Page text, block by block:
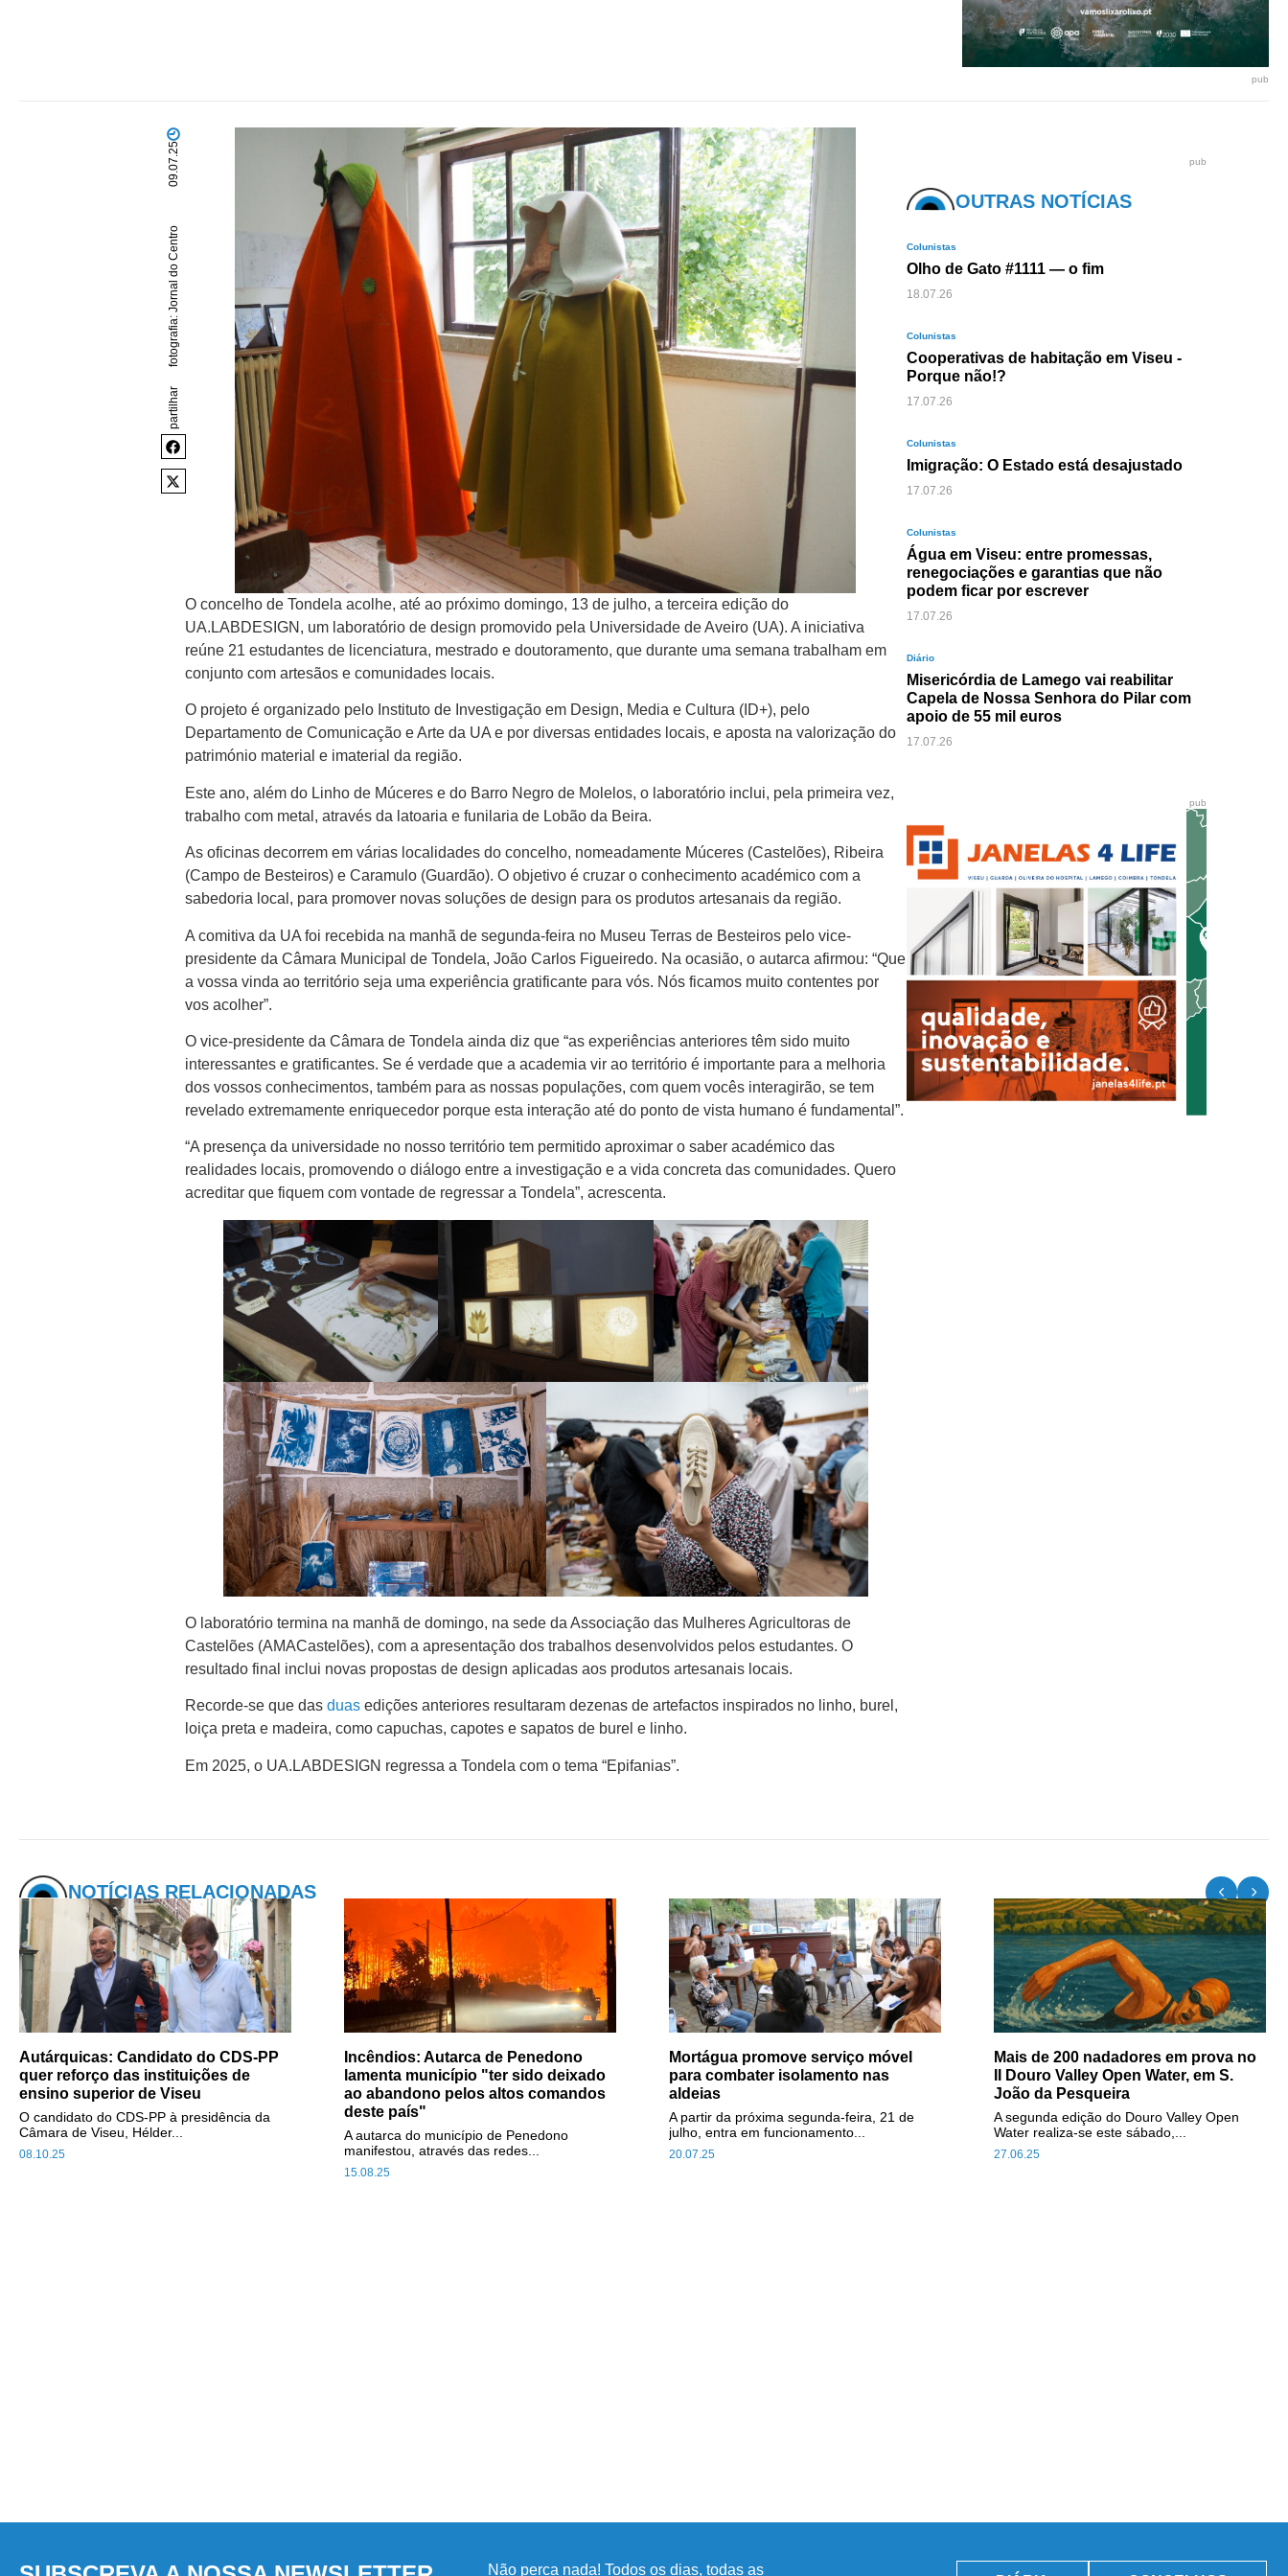
pub
09.07.25
fotografia: Jornal do Centro
partilhar
O concelho de Tondela acolhe, até ao próximo domingo, 13 de julho, a terceira edição do
UA.LABDESIGN, um laboratório de design promovido pela Universidade de Aveiro (UA). A iniciativa
reúne 21 estudantes de licenciatura, mestrado e doutoramento, que durante uma semana trabalham em
conjunto com artesãos e comunidades locais.
O projeto é organizado pelo Instituto de Investigação em Design, Media e Cultura (ID+), pelo
Departamento de Comunicação e Arte da UA e por diversas entidades locais, e aposta na valorização do
património material e imaterial da região.
Este ano, além do Linho de Múceres e do Barro Negro de Molelos, o laboratório inclui, pela primeira vez,
trabalho com metal, através da latoaria e funilaria de Lobão da Beira.
As oficinas decorrem em várias localidades do concelho, nomeadamente Múceres (Castelões), Ribeira
(Campo de Besteiros) e Caramulo (Guardão). O objetivo é cruzar o conhecimento académico com a
sabedoria local, para promover novas soluções de design para os produtos artesanais da região.
A comitiva da UA foi recebida na manhã de segunda-feira no Museu Terras de Besteiros pelo vice-
presidente da Câmara Municipal de Tondela, João Carlos Figueiredo. Na ocasião, o autarca afirmou: “Que
a vossa vinda ao território seja uma experiência gratificante para vós. Nós ficamos muito contentes por
vos acolher”.
O vice-presidente da Câmara de Tondela ainda diz que “as experiências anteriores têm sido muito
interessantes e gratificantes. Se é verdade que a academia vir ao território é importante para a melhoria
dos vossos conhecimentos, também para as nossas populações, com quem vocês interagirão, se tem
revelado extremamente enriquecedor porque esta interação até do ponto de vista humano é fundamental”.
“A presença da universidade no nosso território tem permitido aproximar o saber académico das
realidades locais, promovendo o diálogo entre a investigação e a vida concreta das comunidades. Quero
acreditar que fiquem com vontade de regressar a Tondela”, acrescenta.
O laboratório termina na manhã de domingo, na sede da Associação das Mulheres Agricultoras de
Castelões (AMACastelões), com a apresentação dos trabalhos desenvolvidos pelos estudantes. O
resultado final inclui novas propostas de design aplicadas aos produtos artesanais locais.
Recorde-se que dasduas edições anteriores resultaram dezenas de artefactos inspirados no linho, burel,
loiça preta e madeira, como capuchas, capotes e sapatos de burel e linho.
Em 2025, o UA.LABDESIGN regressa a Tondela com o tema “Epifanias”.
pub
OUTRAS NOTÍCIAS
Colunistas
Olho de Gato #1111 — o fim
18.07.26
Colunistas
Cooperativas de habitação em Viseu -
Porque não!?
17.07.26
Colunistas
Imigração: O Estado está desajustado
17.07.26
Colunistas
Água em Viseu: entre promessas,
renegociações e garantias que não
podem ficar por escrever
17.07.26
Diário
Misericórdia de Lamego vai reabilitar
Capela de Nossa Senhora do Pilar com
apoio de 55 mil euros
17.07.26
pub
NOTÍCIAS RELACIONADAS
Autárquicas: Candidato do CDS-PP
quer reforço das instituições de
ensino superior de Viseu
08.10.25
O candidato do CDS-PP à presidência da
Câmara de Viseu, Hélder...
Incêndios: Autarca de Penedono
lamenta município "ter sido deixado
ao abandono pelos altos comandos
deste país"
15.08.25
A autarca do município de Penedono
manifestou, através das redes...
Mortágua promove serviço móvel
para combater isolamento nas
aldeias
20.07.25
A partir da próxima segunda-feira, 21 de
julho, entra em funcionamento...
Mais de 200 nadadores em prova no
II Douro Valley Open Water, em S.
João da Pesqueira
27.06.25
A segunda edição do Douro Valley Open
Water realiza-se este sábado,...
Não perca nada! Todos os dias, todas as